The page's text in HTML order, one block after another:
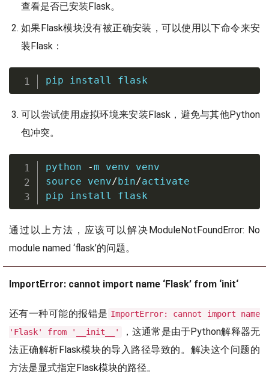
查看是否已安装Flask。
如果Flask模块没有被正确安装，可以使用以下命令来安
装Flask：
pip install flask
可以尝试使用虚拟环境来安装Flask，避免与其他Python
包冲突。
python -
source venv/ bin/activate
pip install flask
通过以上方法，应该可以解决ModuleNotFoundError: No
module named ‘flask’的问题。
ImportError: cannot import name ‘Flask’ from ‘init‘
还有一种可能的报错是 ImportError: cannot import name
'Flask' from '__init__'
，这通常是由于Python解释器无
法正确解析Flask模块的导入路径导致的。解决这个问题的
方法是显式指定Flask模块的路径。